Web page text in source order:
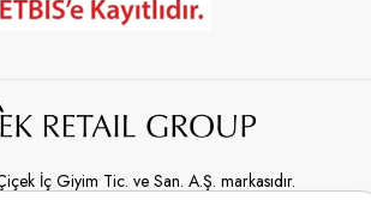
İç Giyim Tic. ve San. A.Ş. markasıdır.